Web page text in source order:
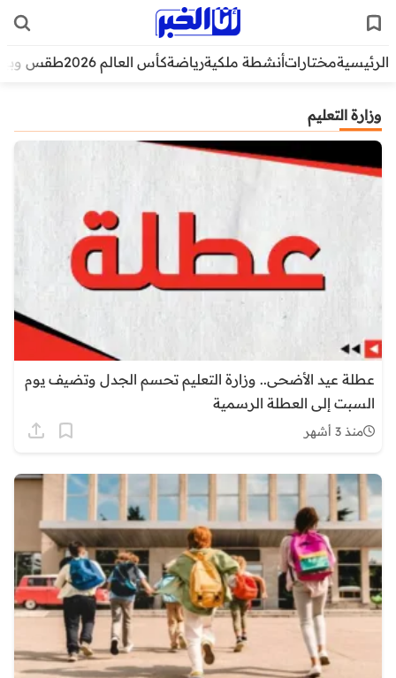
الرئيسيةمختاراتأنشطة ملكيةرياضةكأس العالم 2026 طقس
وزارة التعليم
عطلة عيد الأضحى.. وزارة التعليم تحسم الجدل وتضيف يوم
السبت إلى العطلة الرسمية
منذ 3 أشهر